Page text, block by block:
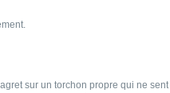
sur un torchon propre qui ne sent